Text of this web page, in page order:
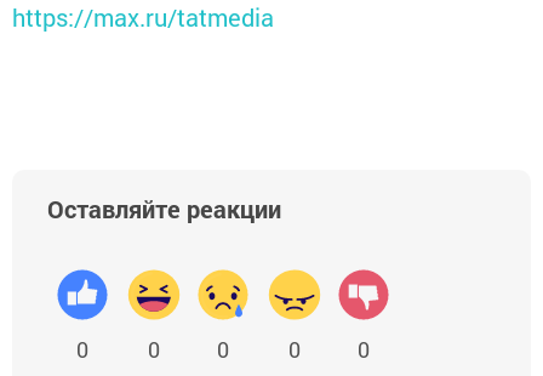
https://max.ru/tatmedia
Оставляйте реакции
0 0 0 0 0